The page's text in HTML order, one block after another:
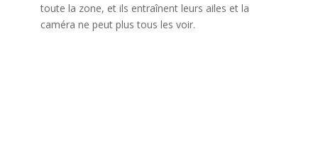
toute la zone, et ils entraînent leurs ailes et la
caméra ne peut plus tous les voir.